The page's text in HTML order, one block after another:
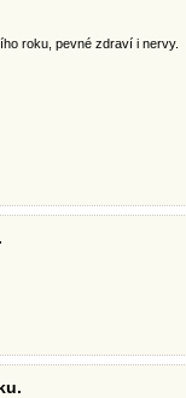
roku, pevné zdraví i nervy.